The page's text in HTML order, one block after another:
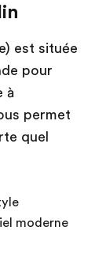
est située
pour
à
permet
quel
moderne